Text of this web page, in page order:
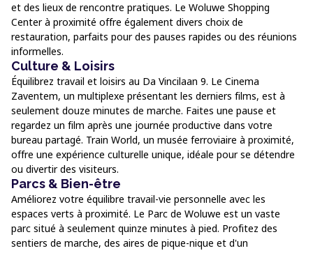
et des lieux de rencontre pratiques. Le Woluwe Shopping
Center à proximité offre également divers choix de
restauration, parfaits pour des pauses rapides ou des réunions
informelles.
Culture & Loisirs
Équilibrez travail et loisirs au Da Vincilaan 9. Le Cinema
Zaventem, un multiplexe présentant les derniers films, est à
seulement douze minutes de marche. Faites une pause et
regardez un film après une journée productive dans votre
bureau partagé. Train World, un musée ferroviaire à proximité,
offre une expérience culturelle unique, idéale pour se détendre
ou divertir des visiteurs.
Parcs & Bien-être
Améliorez votre équilibre travail-vie personnelle avec les
espaces verts à proximité. Le Parc de Woluwe est un vaste
parc situé à seulement quinze minutes à pied. Profitez des
sentiers de marche, des aires de pique-nique et d'un